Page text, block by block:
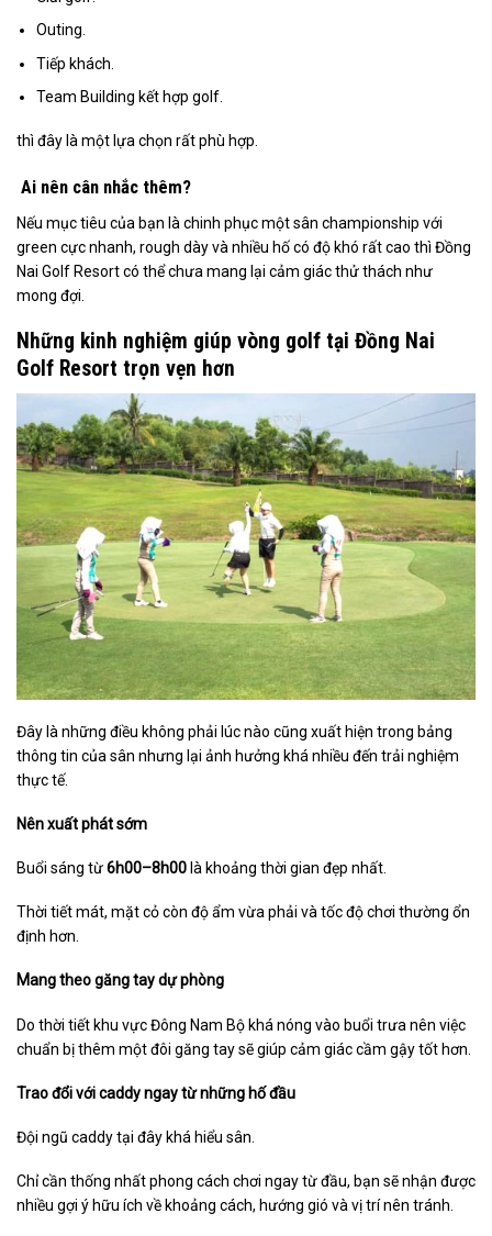
Outing.
Tiếp khách.
Team Building kết hợp golf.
thì đây là một lựa chọn rất phù hợp.
Ai nên cân nhắc thêm?
Nếu mục tiêu của bạn là chinh phục một sân championship với
green cực nhanh, rough dày và nhiều hố có độ khó rất cao thì Đồng
Nai Golf Resort có thể chưa mang lại cảm giác thử thách như
mong đợi.
Những kinh nghiệm giúp vòng golf tại Đồng Nai
Golf Resort trọn vẹn hơn
Đây là những điều không phải lúc nào cũng xuất hiện trong bảng
thông tin của sân nhưng lại ảnh hưởng khá nhiều đến trải nghiệm
thực tế.
Nên xuất phát sớm
Buổi sáng từ6h00–8h00 là khoảng thời gian đẹp nhất.
Thời tiết mát, mặt cỏ còn độ ẩm vừa phải và tốc độ chơi thường ổn
định hơn.
Mang theo găng tay dự phòng
Do thời tiết khu vực Đông Nam Bộ khá nóng vào buổi trưa nên việc
chuẩn bị thêm một đôi găng tay sẽ giúp cảm giác cầm gậy tốt hơn.
Trao đổi với caddy ngay từ những hố đầu
Đội ngũ caddy tại đây khá hiểu sân.
Chỉ cần thống nhất phong cách chơi ngay từ đầu, bạn sẽ nhận được
nhiều gợi ý hữu ích về khoảng cách, hướng gió và vị trí nên tránh.